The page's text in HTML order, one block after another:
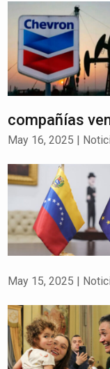
compañías
May 16, 2025 |
May 15, 2025 |